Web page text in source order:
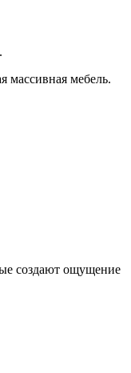
массивная мебель.
создают ощущение